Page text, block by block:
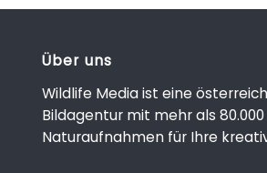
Über uns
Wildlife Media ist eine
Bildagentur mit mehr als 80.000
Naturaufnahmen für Ihre